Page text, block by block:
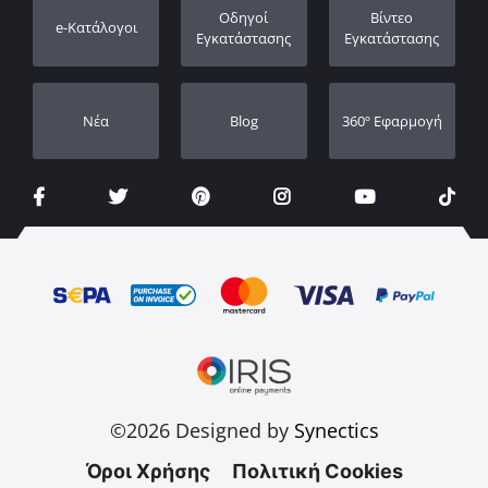
Οι Αντιπρόσωποι μας
e-Κατάλογοι
Οδηγοί
Εγκατάστασης
Βίντεο
Εγκατάστασης
Νέα Blog 360º Εφαρμογή
©2026 Designed by Synectics
Όροι Χρήσης Πολιτική Cookies